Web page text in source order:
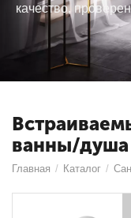
качество,
ванны/душа
Главная / Каталог /